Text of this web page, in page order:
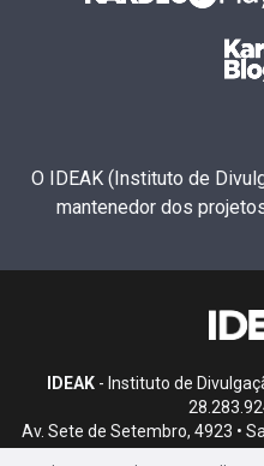
O IDEAK (Instituto de
mantenedor dos
IDEAK- Instituto de
Av. Sete de Setembro, 4923 •